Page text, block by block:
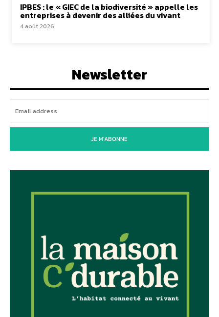
IPBES : le « GIEC de la biodiversité » appelle les
entreprises à devenir des alliées du vivant
4 août 2026
Newsletter
JE M'ABONNE